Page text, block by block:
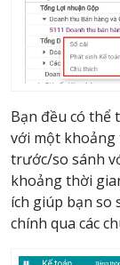
Bạn đều có thể
với một khoảng
trước/so sánh
khoảng thời
ích giúp bạn so
chính qua các